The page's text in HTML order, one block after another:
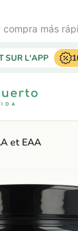
compra más
SUR L'APP
et EAA